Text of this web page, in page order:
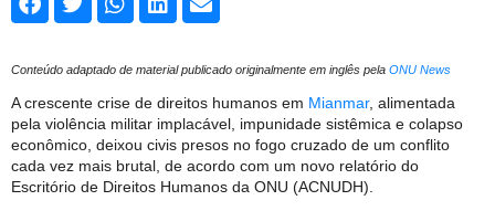
Conteúdo adaptado de material publicado originalmente em inglês pela ONU News
A crescente crise de direitos humanos em Mianmar, alimentada
pela violência militar implacável, impunidade sistêmica e colapso
econômico, deixou civis presos no fogo cruzado de um conflito
cada vez mais brutal, de acordo com um novo relatório do
Escritório de Direitos Humanos da ONU (ACNUDH).